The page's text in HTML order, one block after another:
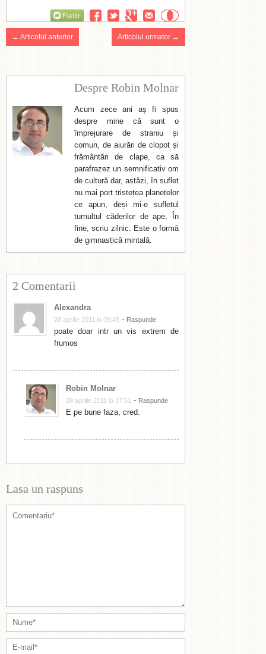
← Articolul anterior Articolul urmator →
Despre Robin Molnar
Acum zece ani aș fi spus
despre mine că sunt o
împrejurare de straniu și
comun, de aiurări de clopot și
frământări de clape, ca să
parafrazez un semnificativ om
de cultură dar, astăzi, în suflet
nu mai port tristețea planetelor
ce apun, deși mi-e sufletul
tumultul căderilor de ape. În
fine, scriu zilnic. Este o formă
de gimnastică mintală.
2 Comentarii
Alexandra
28 aprilie 2011 la 09:45 - Raspunde
poate doar intr un vis extrem de
frumos
Robin Molnar
28 aprilie 2011 la 17:51 - Raspunde
E pe bune faza, cred.
Lasa un raspuns